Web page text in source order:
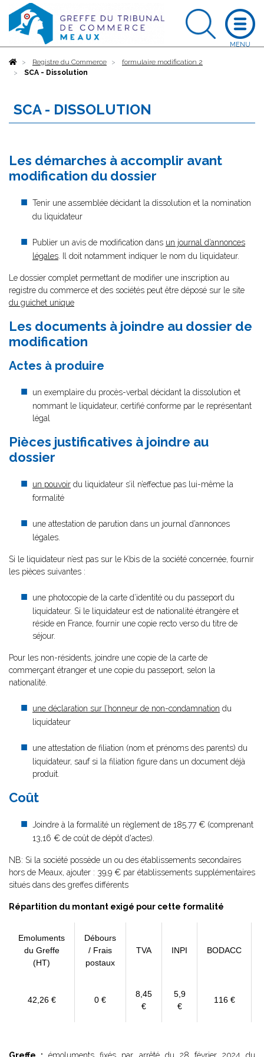
AccueilRegistre du Commerce
formulaire modification 2
SCA - Dissolution
SCA - DISSOLUTION
Les démarches à accomplir avant
modification du dossier
Tenir une assemblée décidant la dissolution et la nomination
du liquidateur
Publier un avis de modification dans un journal d’annonces
légales . Il doit notamment indiquer le nom du liquidateur.
Le dossier complet permettant de modifier une inscription au
registre du commerce et des sociétés peut être déposé sur le site
du guichet unique
Les documents à joindre au dossier de
modification
Actes à produire
un exemplaire du procès-verbal décidant la dissolution et
nommant le liquidateur, certifié conforme par le représentant
légal
Pièces justificatives à joindre au
dossier
un pouvoir du liquidateur s’il n’effectue pas lui-même la
formalité
une attestation de parution dans un journal d’annonces
légales.
Si le liquidateur n’est pas sur le Kbis de la société concernée, fournir
les pièces suivantes :
une photocopie de la carte d’identité ou du passeport du
liquidateur. Si le liquidateur est de nationalité étrangère et
réside en France, fournir une copie recto verso du titre de
séjour.
Pour les non-résidents, joindre une copie de la carte de
commerçant étranger et une copie du passeport, selon la
nationalité.
une déclaration sur l’honneur de non-condamnation du
liquidateur
une attestation de filiation (nom et prénoms des parents) du
liquidateur, sauf si la filiation figure dans un document déjà
produit.
Coût
Joindre à la formalité un règlement de 185.77 € (comprenant
13,16 € de coût de dépôt d'actes).
NB: Si la société possède un ou des établissements secondaires
hors de Meaux, ajouter : 39,9 € par établissements supplémentaires
situés dans des greffes différents
Répartition du montant exigé pour cette formalité
Emoluments
du Greffe
(HT)
Débours
/ Frais
postaux
TVA INPI BODACC
42,26 € 0 €
8,45
€
5,9
€
116 €